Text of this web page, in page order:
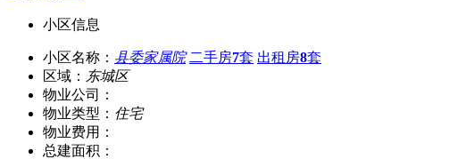
小区信息
小区名称： 县委家属院 二手房7套 出租房8套
区域： 东城区
物业公司：
物业类型： 住宅
物业费用：
总建面积：